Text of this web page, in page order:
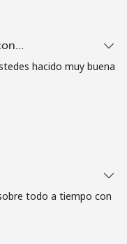
hacido muy buena
todo a tiempo con